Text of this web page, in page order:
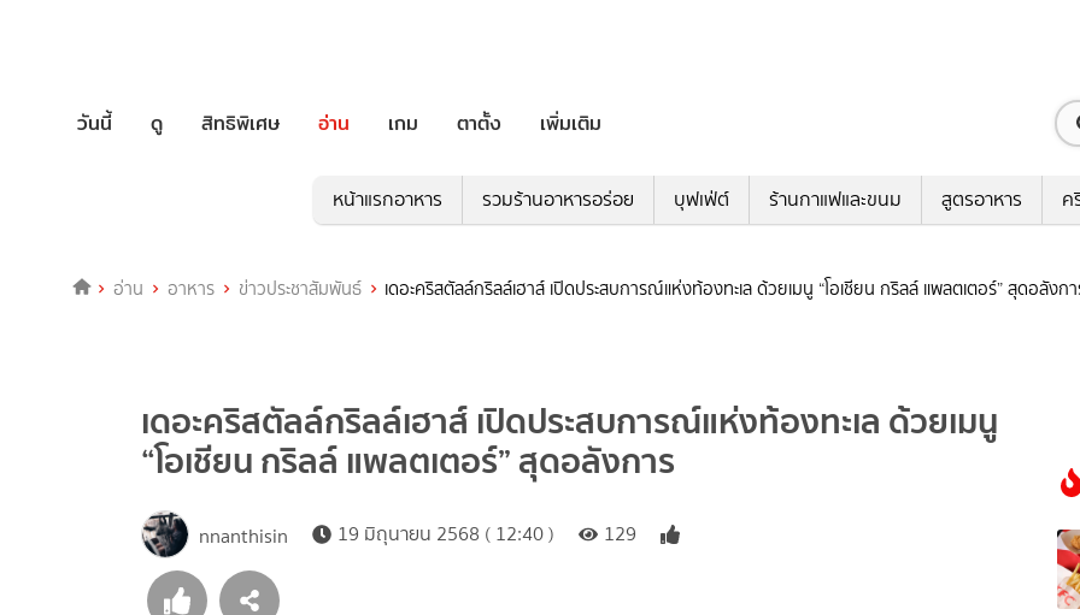
วันนี้ ดู สิทธิพิเศษ อ่าน เกม ตาตั้ง เพิ่มเติม
หน้าแรกอาหาร รวมร้านอาหารอร่อย บุฟเฟ่ต์ ร้านกาแฟและขนม สูตรอาหาร ค
อ่าน อาหาร ข่าวประชาสัมพันธ์ เดอะคริสตัลล์กริลล์เฮาส์ เปิดประสบการณ์แห่งท้องทะเล ด้วยเมนู “โอเชียน กริลล์ แพลตเตอร์” สุดอลังก
เดอะคริสตัลล์กริลล์เฮาส์ เปิดประสบการณ์แห่งท้องทะเล ด้วยเมนู
“โอเชียน กริลล์ แพลตเตอร์” สุดอลังการ
nnanthisin 19 มิถุนายน 2568 ( 12:40 ) 129